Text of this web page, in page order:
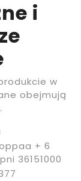
i
w
obejmują
+ 6
36151000